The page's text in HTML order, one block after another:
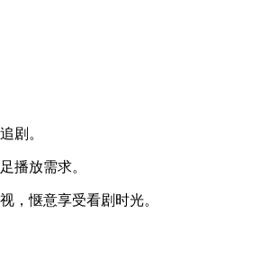
剧。
播放需求。
，惬意享受看剧时光。